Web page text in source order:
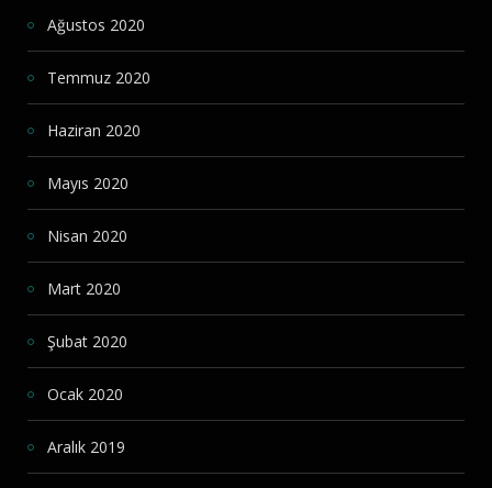
Ağustos 2020
Temmuz 2020
Haziran 2020
Mayıs 2020
Nisan 2020
Mart 2020
Şubat 2020
Ocak 2020
Aralık 2019